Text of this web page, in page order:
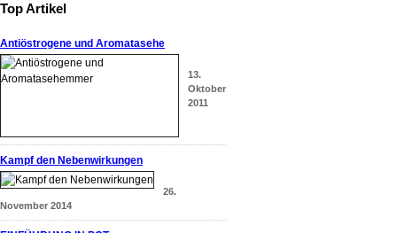
Top Artikel
Antiöstrogene und Aromatasehe
13.
Oktober
2011
Kampf den Nebenwirkungen
26.
November 2014